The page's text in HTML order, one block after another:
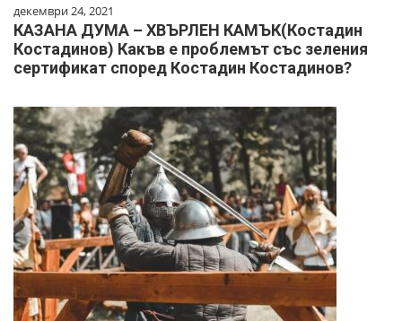
декември 24, 2021
КАЗАНА ДУМА – ХВЪРЛЕН КАМЪК(Костадин
Костадинов) Какъв е проблемът със зеления
сертификат според Костадин Костадинов?